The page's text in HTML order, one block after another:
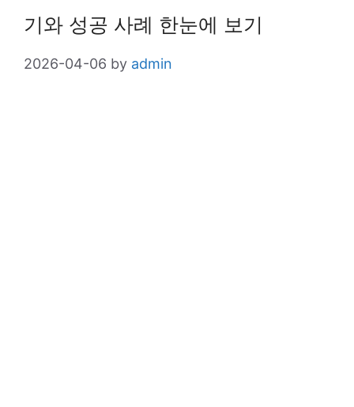
기와 성공 사례 한눈에 보기
2026-04-06 by admin